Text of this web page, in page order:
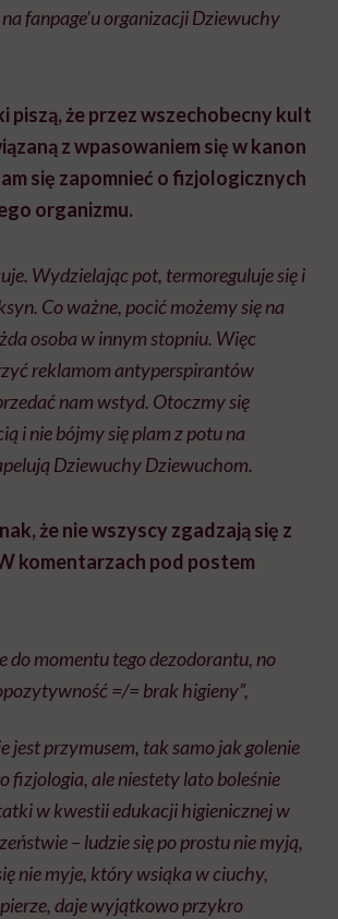
fanpage’u organizacji Dziewuchy
piszą, że przez wszechobecny kult
z wpasowaniem się w kanon
się zapomnieć o fizjologicznych
organizmu.
Wydzielając pot, termoreguluje się i
Co ważne, pocić możemy się na
osoba w innym stopniu. Więc
reklamom antyperspirantów
nam wstyd. Otoczmy się
i nie bójmy się plam z potu na
Dziewuchy Dziewuchom.
że nie wszyscy zgadzają się z
komentarzach pod postem
do momentu tego dezodorantu, no
=/= brak higieny”,
jest przymusem, tak samo jak golenie
fizjologia, ale niestety lato boleśnie
w kwestii edukacji higienicznej w
– ludzie się po prostu nie myją,
nie myje, który wsiąka w ciuchy,
daje wyjątkowo przykro